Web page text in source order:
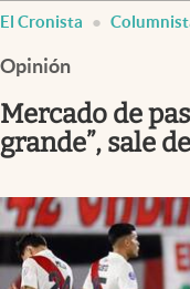
Mercados Online
Negocios
Columnistas
Otras secciones
Infotechnology
Clase
El Cronista
Opinión
Mercado de
grande”, sale